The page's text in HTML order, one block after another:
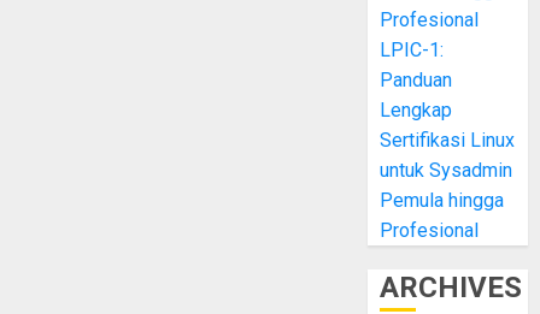
Profesional
LPIC-1:
Panduan
Lengkap
Sertifikasi Linux
untuk Sysadmin
Pemula hingga
Profesional
ARCHIVES